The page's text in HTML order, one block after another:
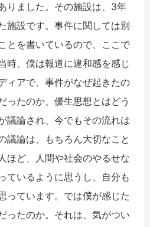
りました。その施設は、3年
施設です。事件に関しては別
とを書いているので、ここで
時、僕は報道に違和感を感じ
ィアで、事件がなぜ起きたの
ったのか、優生思想とはどう
議論され、今でもその流れは
議論は、もちろん大切なこと
ほど、人間や社会のやるせな
ているように思うし、自分も
っています。では僕が感じた
ったのか。それは、気がつい